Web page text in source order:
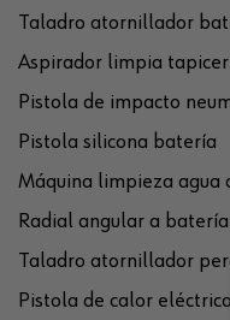
Taladro atornillador
Aspirador limpia
Pistola de impacto
Pistola silicona batería
Máquina limpieza agua
Radial angular a batería
Taladro atornillador
Pistola de calor eléctrica